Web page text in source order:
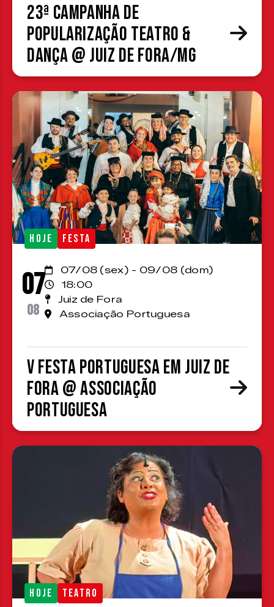
23ª Campanha de
Popularização Teatro &
Dança @ Juiz de Fora/MG
HOJE FESTA
07
08
07/08 (sex) - 09/08 (dom)
18:00
Juiz de Fora
Associação Portuguesa
V Festa Portuguesa em Juiz de
Fora @ Associação
Portuguesa
HOJE TEATRO